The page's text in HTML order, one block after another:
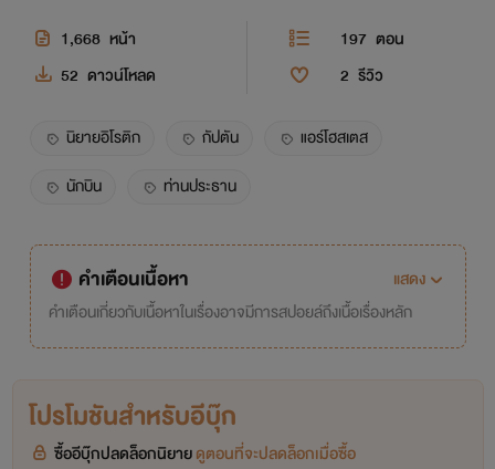
1,668 หน้า 197 ตอน
52 ดาวน์โหลด 2 รีวิว
นิยายอิโรติก กัปตัน
แอร์โฮสเตส
นักบิน
ท่านประธาน
คำเตือนเนื้อหา
แสดง
คำเตือนเกี่ยวกับเนื้อหาในเรื่องอาจมีการสปอยล์ถึงเนื้อเรื่องหลัก
โปรโมชันสำหรับอีบุ๊ก
ซื้ออีบุ๊กปลดล็อกนิยายดูตอนที่จะปลดล็อกเมื่อซื้อ